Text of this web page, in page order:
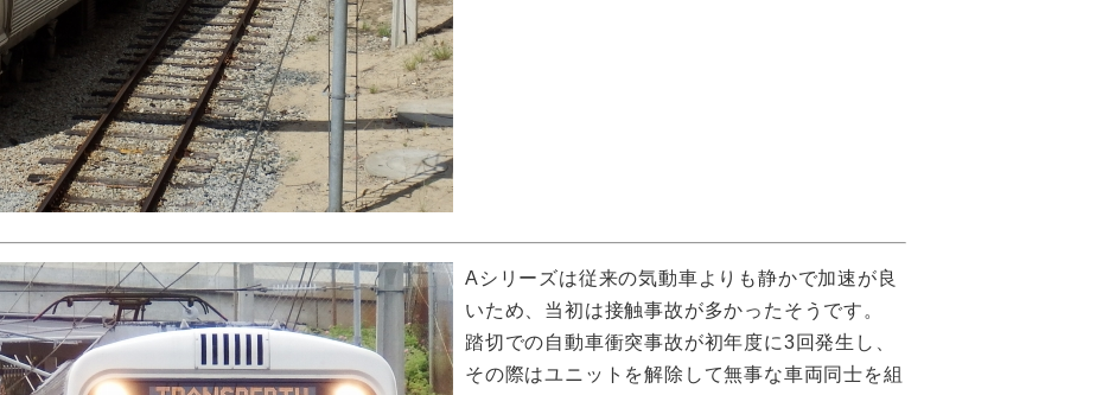
Aシリーズは従来の気動車よりも静かで加速が良
いため、当初は接触事故が多かったそうです。
踏切での自動車衝突事故が初年度に3回発生し、
その際はユニットを解除して無事な車両同士を組